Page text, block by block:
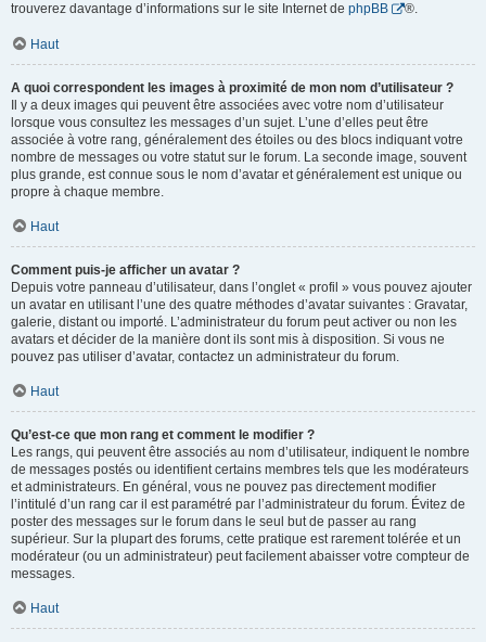
trouverez davantage d’informations sur le site Internet de phpBB ®.
Haut
A quoi correspondent les images à proximité de mon nom d’utilisateur ?
Il y a deux images qui peuvent être associées avec votre nom d’utilisateur
lorsque vous consultez les messages d’un sujet. L’une d’elles peut être
associée à votre rang, généralement des étoiles ou des blocs indiquant votre
nombre de messages ou votre statut sur le forum. La seconde image, souvent
plus grande, est connue sous le nom d’avatar et généralement est unique ou
propre à chaque membre.
Haut
Comment puis-je afficher un avatar ?
Depuis votre panneau d’utilisateur, dans l’onglet « profil » vous pouvez ajouter
un avatar en utilisant l’une des quatre méthodes d’avatar suivantes : Gravatar,
galerie, distant ou importé. L’administrateur du forum peut activer ou non les
avatars et décider de la manière dont ils sont mis à disposition. Si vous ne
pouvez pas utiliser d’avatar, contactez un administrateur du forum.
Haut
Qu’est-ce que mon rang et comment le modifier ?
Les rangs, qui peuvent être associés au nom d’utilisateur, indiquent le nombre
de messages postés ou identifient certains membres tels que les modérateurs
et administrateurs. En général, vous ne pouvez pas directement modifier
l’intitulé d’un rang car il est paramétré par l’administrateur du forum. Évitez de
poster des messages sur le forum dans le seul but de passer au rang
supérieur. Sur la plupart des forums, cette pratique est rarement tolérée et un
modérateur (ou un administrateur) peut facilement abaisser votre compteur de
messages.
Haut